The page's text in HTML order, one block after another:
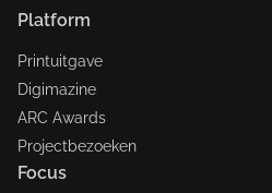
Platform
Printuitgave
Digimazine
ARC Awards
Projectbezoeken
Focus